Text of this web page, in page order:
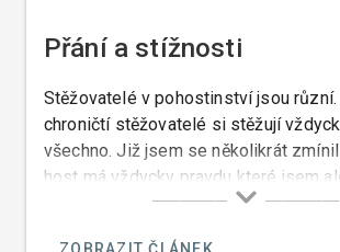
Přání a stížnosti
Stěžovatelé v pohostinství jsou
chroničtí stěžovatelé si stěžují
všechno. Již jsem se několikrát
host má vždycky pravdu které jsem
že host má sice pravdu, ale jen pokud
ZOBRAZIT ČLÁNEK